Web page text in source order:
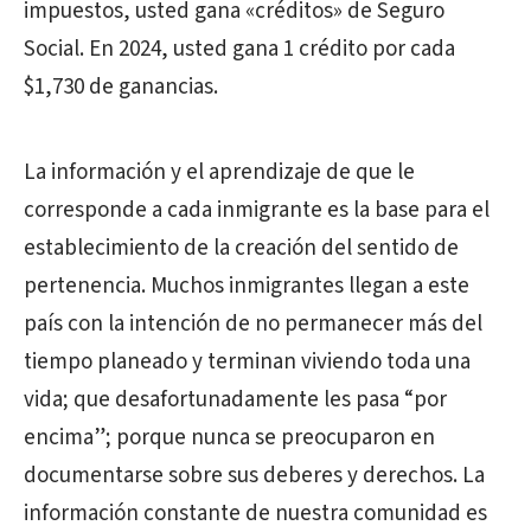
impuestos, usted gana «créditos» de Seguro
Social. En 2024, usted gana 1 crédito por cada
$1,730 de ganancias.
La información y el aprendizaje de que le
corresponde a cada inmigrante es la base para el
establecimiento de la creación del sentido de
pertenencia. Muchos inmigrantes llegan a este
país con la intención de no permanecer más del
tiempo planeado y terminan viviendo toda una
vida; que desafortunadamente les pasa “por
encima”; porque nunca se preocuparon en
documentarse sobre sus deberes y derechos. La
información constante de nuestra comunidad es